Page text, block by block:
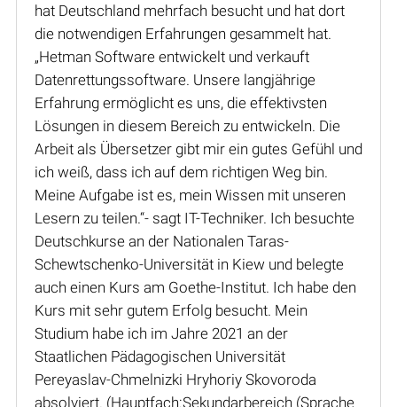
hat Deutschland mehrfach besucht und hat dort
die notwendigen Erfahrungen gesammelt hat.
„Hetman Software entwickelt und verkauft
Datenrettungssoftware. Unsere langjährige
Erfahrung ermöglicht es uns, die effektivsten
Lösungen in diesem Bereich zu entwickeln. Die
Arbeit als Übersetzer gibt mir ein gutes Gefühl und
ich weiß, dass ich auf dem richtigen Weg bin.
Meine Aufgabe ist es, mein Wissen mit unseren
Lesern zu teilen.“- sagt IT-Techniker. Ich besuchte
Deutschkurse an der Nationalen Taras-
Schewtschenko-Universität in Kiew und belegte
auch einen Kurs am Goethe-Institut. Ich habe den
Kurs mit sehr gutem Erfolg besucht. Mein
Studium habe ich im Jahre 2021 an der
Staatlichen Pädagogischen Universität
Pereyaslav-Chmelnizki Hryhoriy Skovoroda
absolviert. (Hauptfach:Sekundarbereich (Sprache